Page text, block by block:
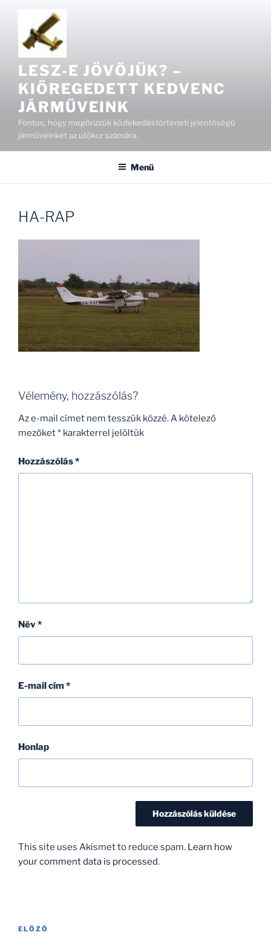
LESZ-E JÖVŐJÜK? –
KIÖREGEDETT KEDVENC
JÁRMŰVEINK
Fontos, hogy megőrizzük közlekedéstörténeti jelentőségű
járműveinket az utókor számára.
Menü
HA-RAP
Vélemény, hozzászólás?
Az e-mail címet nem tesszük közzé.A kötelező
mezőket* karakterrel jelöltük
Hozzászólás*
Név*
E-mail cím*
Honlap
This site uses Akismet to reduce spam. Learn how
your comment data is processed.
Bejegyzés
Korábbi
ELŐZŐ